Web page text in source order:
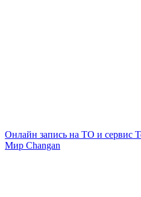
Онлайн запись на ТО и сервис
Мир Changan